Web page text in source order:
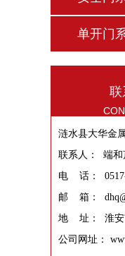
单开门
联
涟水县大华金
联系人： 端和
电 话： 0517-
邮 箱：
地 址： 淮安
公司网址：